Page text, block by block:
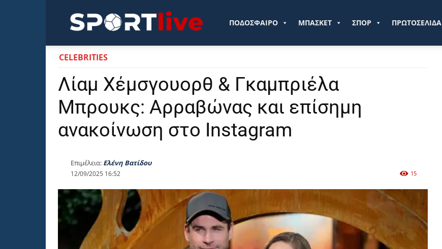
Sportlive.grΠΟΔΟΣΦΑΙΡΟ ΜΠΑΣΚΕΤ ΣΠΟΡ ΠΡΩΤΟΣΕΛΙΔΑ
CELEBRITIES
Λίαμ Χέμσγουορθ & Γκαμπριέλα
Μπρουκς: Αρραβώνας και επίσημη
ανακοίνωση στο Instagram
Επιμέλεια: Ελένη Βατίδου
12/09/2025 16:52 15